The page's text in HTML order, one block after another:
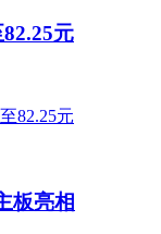
元
板亮相